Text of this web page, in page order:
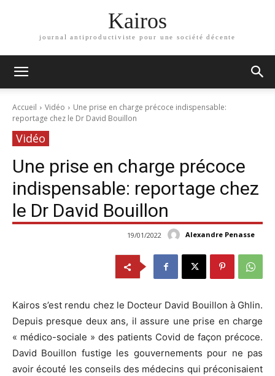
Kairos
journal antiproductiviste pour une société décente
Accueil Vidéo
Une prise en charge précoce indispensable:
reportage chez le Dr David Bouillon
Vidéo
Une prise en charge précoce
indispensable: reportage chez
le Dr David Bouillon
Alexandre Penasse
19/01/2022
Kairos s’est rendu chez le Docteur David Bouillon à Ghlin.
Depuis presque deux ans, il assure une prise en charge
« médico-sociale » des patients Covid de façon précoce.
David Bouillon fustige les gouvernements pour ne pas
avoir écouté les conseils des médecins qui préconisaient